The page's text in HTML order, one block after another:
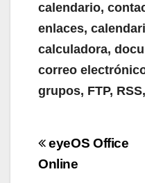
calendario,
enlaces,
calculadora,
correo
grupos, FTP,
articoli
eyeOS Office
Online